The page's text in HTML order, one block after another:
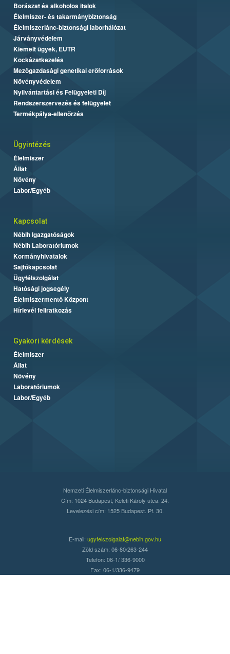
Borászat és alkoholos italok
Élelmiszer- és takarmánybiztonság
Élelmiszerlánc-biztonsági laborhálózat
Járványvédelem
Kiemelt ügyek, EUTR
Kockázatkezelés
Mezőgazdasági genetikai erőforrások
Növényvédelem
Nyilvántartási és Felügyeleti Díj
Rendszerszervezés és felügyelet
Termékpálya-ellenőrzés
Ügyintézés
Élelmiszer
Állat
Növény
Labor/Egyéb
Kapcsolat
Nébih Igazgatóságok
Nébih Laboratóriumok
Kormányhivatalok
Sajtókapcsolat
Ügyfélszolgálat
Hatósági jogsegély
Élelmiszermentő Központ
Hírlevél feliratkozás
Gyakori kérdések
Élelmiszer
Állat
Növény
Laboratóriumok
Labor/Egyéb
Nemzeti Élelmiszerlánc-biztonsági Hivatal
Cím: 1024 Budapest, Keleti Károly utca. 24.
Levelezési cím: 1525 Budapest. Pf. 30.
E-mail: ugyfelszolgalat@nebih.gov.hu
Zöld szám: 06-80/263-244
Telefon: 06-1/ 336-9000
Fax: 06-1/336-9479